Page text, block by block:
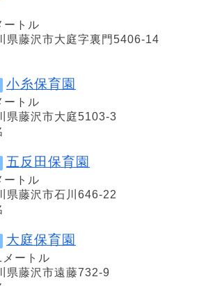
ートル
県藤沢市大庭字裏門5406-14
小糸保育園
ートル
県藤沢市大庭5103-3
五反田保育園
ートル
県藤沢市石川646-22
大庭保育園
ートル
県藤沢市遠藤732-9